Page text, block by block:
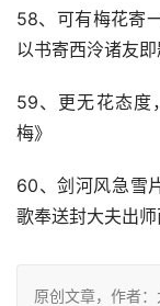
58、可有梅花寄
以书寄西泠诸友即
59、更无花态
梅》
60、剑河风急雪
歌奉送封大夫出师
原创文章，作者：